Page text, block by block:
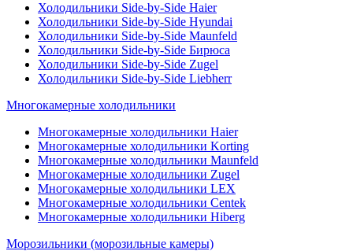
Холодильники Side-by-Side Haier
Холодильники Side-by-Side Hyundai
Холодильники Side-by-Side Maunfeld
Холодильники Side-by-Side Бирюса
Холодильники Side-by-Side Zugel
Холодильники Side-by-Side Liebherr
Многокамерные холодильники
Многокамерные холодильники Haier
Многокамерные холодильники Korting
Многокамерные холодильники Maunfeld
Многокамерные холодильники Zugel
Многокамерные холодильники LEX
Многокамерные холодильники Centek
Многокамерные холодильники Hiberg
Морозильники (морозильные камеры)